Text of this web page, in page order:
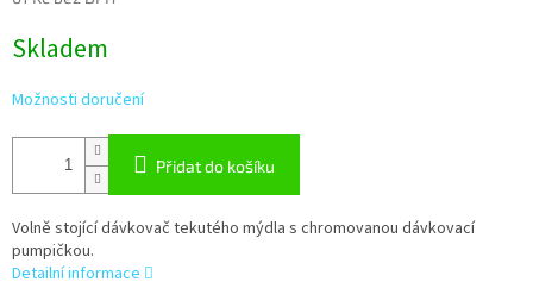
cena:
Skladem
Možnosti doručení
Přidat do košíku
Volně stojící dávkovač tekutého mýdla s chromovanou dávkovací
pumpičkou.
Detailní informace